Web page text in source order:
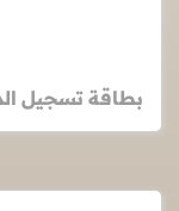
بطاقة تسجيل